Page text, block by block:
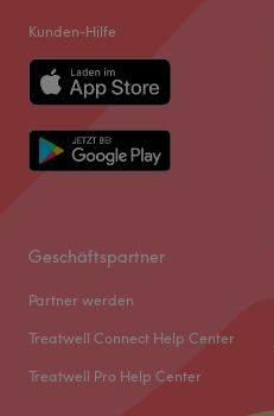
Kunden-Hilfe
Geschäftspartner
Partner werden
Treatwell Connect Help Center
Treatwell Pro Help Center